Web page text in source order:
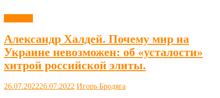
Александр Халдей. Почему мир на
Украине невозможен: об «усталости»
хитрой российской элиты.
26.07.202226.07.2022 Игорь Бродяга